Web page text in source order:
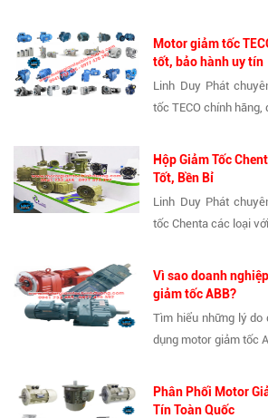
Motor giảm tốc
tốt, bảo hành uy tín
Linh Duy Phát
tốc TECO chính hãng,
Hộp Giảm Tốc
Tốt, Bền Bỉ
Linh Duy Phát
tốc Chenta các loại
Vì sao doanh
giảm tốc ABB?
Tìm hiểu những lý do
dụng motor giảm tốc
Phân Phối Motor
Tín Toàn Quốc